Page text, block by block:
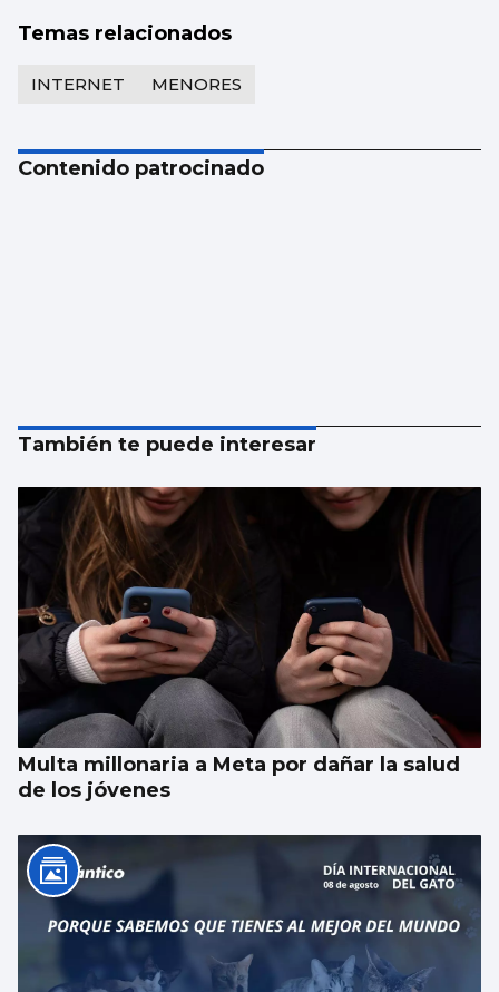
Temas relacionados
INTERNET MENORES
Contenido patrocinado
También te puede interesar
Multa millonaria a Meta por dañar la salud
de los jóvenes